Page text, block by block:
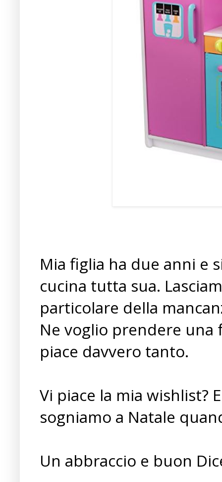
Mia figlia ha due anni e
cucina tutta sua.
particolare della
Ne voglio prendere una
piace davvero tanto.
Vi piace la mia wishlist?
sogniamo a Natale
Un abbraccio e buon